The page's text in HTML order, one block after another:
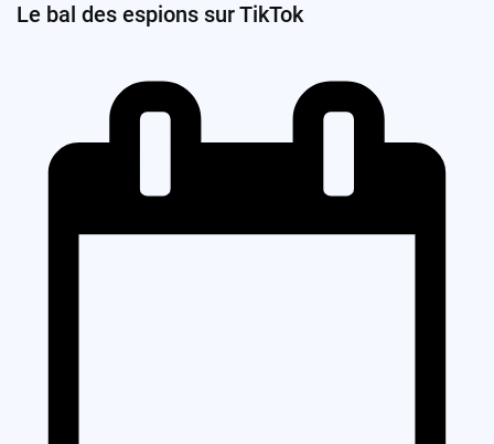
Le bal des espions sur TikTok